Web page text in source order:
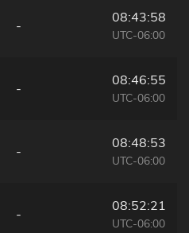
-
08:43:58
UTC-06:00
-
08:46:55
UTC-06:00
-
08:48:53
UTC-06:00
-
08:52:21
UTC-06:00